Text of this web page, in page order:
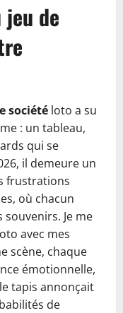
de
société loto a su
: un tableau,
qui se
il demeure un
frustrations
où chacun
Je me
avec mes
scène, chaque
émotionnelle,
tapis annonçait
de